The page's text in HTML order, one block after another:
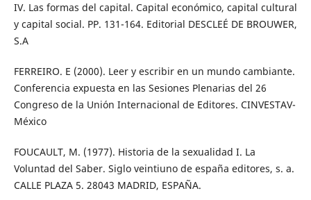
IV. Las formas del capital. Capital económico, capital cultural
y capital social. PP. 131-164. Editorial DESCLEÉ DE BROUWER,
S.A
FERREIRO. E (2000). Leer y escribir en un mundo cambiante.
Conferencia expuesta en las Sesiones Plenarias del 26
Congreso de la Unión Internacional de Editores. CINVESTAV-
México
FOUCAULT, M. (1977). Historia de la sexualidad I. La
Voluntad del Saber. Siglo veintiuno de españa editores, s. a.
CALLE PLAZA 5. 28043 MADRID, ESPAÑA.